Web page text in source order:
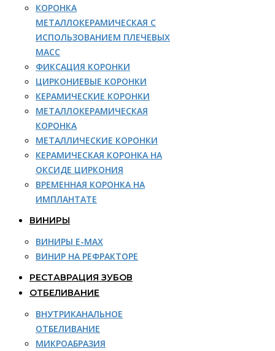
КОРОНКА
МЕТАЛЛОКЕРАМИЧЕСКАЯ С
ИСПОЛЬЗОВАНИЕМ ПЛЕЧЕВЫХ
МАСС
ФИКСАЦИЯ КОРОНКИ
ЦИРКОНИЕВЫЕ КОРОНКИ
КЕРАМИЧЕСКИЕ КОРОНКИ
МЕТАЛЛОКЕРАМИЧЕСКАЯ
КОРОНКА
МЕТАЛЛИЧЕСКИЕ КОРОНКИ
КЕРАМИЧЕСКАЯ КОРОНКА НА
ОКСИДЕ ЦИРКОНИЯ
ВРЕМЕННАЯ КОРОНКА НА
ИМПЛАНТАТЕ
ВИНИРЫ
ВИНИРЫ E-MAX
ВИНИР НА РЕФРАКТОРЕ
РЕСТАВРАЦИЯ ЗУБОВ
ОТБЕЛИВАНИЕ
ВНУТРИКАНАЛЬНОЕ
ОТБЕЛИВАНИЕ
МИКРОАБРАЗИЯ